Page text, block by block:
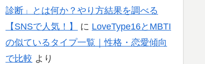
診断」とは何か？やり方結果を調べる
【SNSで人気！】
に LoveType16とMBTI
の似ているタイプ一覧｜性格・恋愛傾向
で比較 より